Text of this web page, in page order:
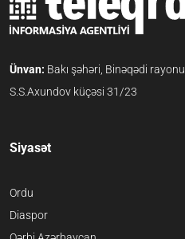
Ünvan: Bakı şəhəri, Binəqədi rayonu,
S.S.Axundov küçəsi 31/23
Siyasət
Ordu
Diaspor